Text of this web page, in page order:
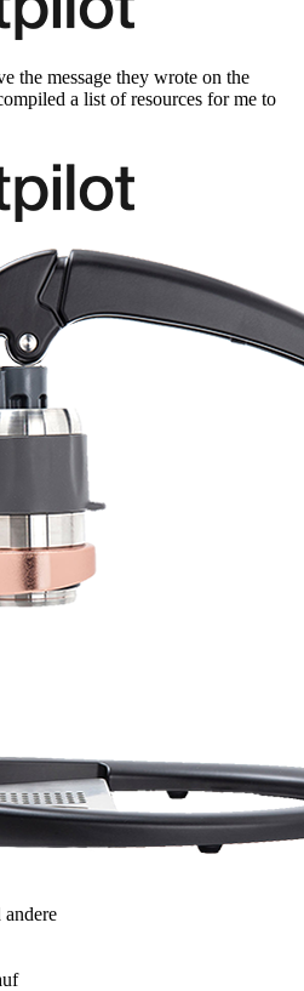
the message they wrote on the
a list of resources for me to
andere